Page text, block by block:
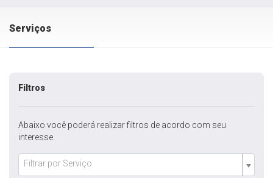
Serviços
Filtros
Abaixo você poderá realizar filtros de acordo com seu
interesse.
Filtrar por Serviço